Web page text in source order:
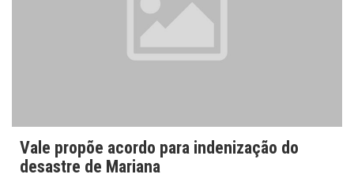
Vale propõe acordo para indenização do
desastre de Mariana